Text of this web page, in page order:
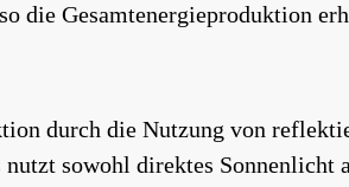
die Gesamtenergieproduktion
durch die Nutzung von
sowohl direktes